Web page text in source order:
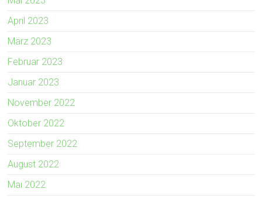
April 2023
März 2023
Februar 2023
Januar 2023
November 2022
Oktober 2022
September 2022
August 2022
Mai 2022